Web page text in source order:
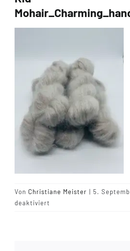
Tipps & Infos
Münster Yarn
Wollfestivals
Kontakt
Von Christiane Meister | 5.
deaktiviert